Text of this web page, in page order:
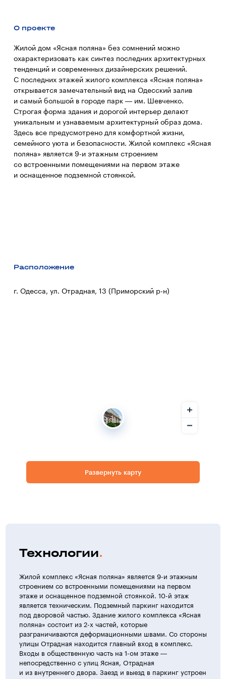
О проекте
Жилой дом «Ясная поляна» без сомнений можно
охарактеризовать как синтез последних архитектурных
тенденций и современных дизайнерских решений.
С последних этажей жилого комплекса «Ясная поляна»
открывается замечательный вид на Одесский залив
и самый большой в городе парк — им. Шевченко.
Строгая форма здания и дорогой интерьер делают
уникальным и узнаваемым архитектурный образ дома.
Здесь все предусмотрено для комфортной жизни,
семейного уюта и безопасности. Жилой комплекс «Ясная
поляна» является 9-и этажным строением
со встроенными помещениями на первом этаже
и оснащенное подземной стоянкой.
Расположение
г. Одесса, ул. Отрадная, 13 (Приморский р-н)
Развернуть карту
Технологии
Жилой комплекс «Ясная поляна» является 9-и этажным
строением со встроенными помещениями на первом
этаже и оснащенное подземной стоянкой. 10-й этаж
является техническим. Подземный паркинг находится
под дворовой частью. Здание жилого комплекса «Ясная
поляна» состоит из 2-х частей, которые
разграничиваются деформационными швами. Со стороны
улицы Отрадная находится главный вход в комплекс.
Входы в общественную часть на 1-ом этаже —
непосредственно с улиц Ясная, Отрадная
и из внутреннего двора. Заезд и выезд в паркинг устроен